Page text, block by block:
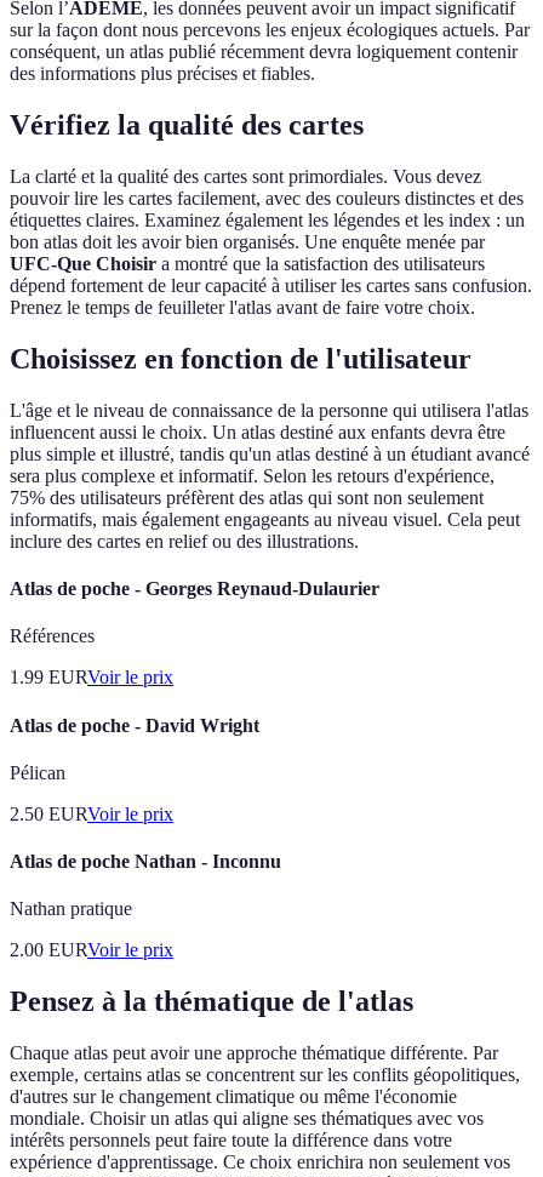
Selon l’ADEME, les données peuvent avoir un impact significatif
sur la façon dont nous percevons les enjeux écologiques actuels. Par
conséquent, un atlas publié récemment devra logiquement contenir
des informations plus précises et fiables.
Vérifiez la qualité des cartes
La clarté et la qualité des cartes sont primordiales. Vous devez
pouvoir lire les cartes facilement, avec des couleurs distinctes et des
étiquettes claires. Examinez également les légendes et les index : un
bon atlas doit les avoir bien organisés. Une enquête menée par
UFC-Que Choisir a montré que la satisfaction des utilisateurs
dépend fortement de leur capacité à utiliser les cartes sans confusion.
Prenez le temps de feuilleter l'atlas avant de faire votre choix.
Choisissez en fonction de l'utilisateur
L'âge et le niveau de connaissance de la personne qui utilisera l'atlas
influencent aussi le choix. Un atlas destiné aux enfants devra être
plus simple et illustré, tandis qu'un atlas destiné à un étudiant avancé
sera plus complexe et informatif. Selon les retours d'expérience,
75% des utilisateurs préfèrent des atlas qui sont non seulement
informatifs, mais également engageants au niveau visuel. Cela peut
inclure des cartes en relief ou des illustrations.
Atlas de poche - Georges Reynaud-Dulaurier
Références
1.99 EURVoir le prix
Atlas de poche - David Wright
Pélican
2.50 EURVoir le prix
Atlas de poche Nathan - Inconnu
Nathan pratique
2.00 EURVoir le prix
Pensez à la thématique de l'atlas
Chaque atlas peut avoir une approche thématique différente. Par
exemple, certains atlas se concentrent sur les conflits géopolitiques,
d'autres sur le changement climatique ou même l'économie
mondiale. Choisir un atlas qui aligne ses thématiques avec vos
intérêts personnels peut faire toute la différence dans votre
expérience d'apprentissage. Ce choix enrichira non seulement vos